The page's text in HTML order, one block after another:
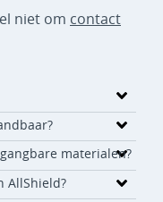
niet om contact
materialen?
AllShield?